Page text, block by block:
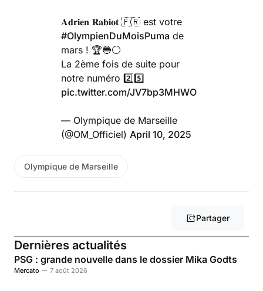
𝐀𝐝𝐫𝐢𝐞𝐧 𝐑𝐚𝐛𝐢𝐨𝐭 🇫🇷 est votre
#OlympienDuMoisPuma de
mars ! 🏆🔵⚪️
La 2ème fois de suite pour
notre numéro 2️⃣5️⃣
pic.twitter.com/JV7bp3MHWO
— Olympique de Marseille
(@OM_Officiel) April 10, 2025
Olympique de Marseille
Partager
Dernières actualités
PSG : grande nouvelle dans le dossier Mika Godts
Mercato 7 août 2026